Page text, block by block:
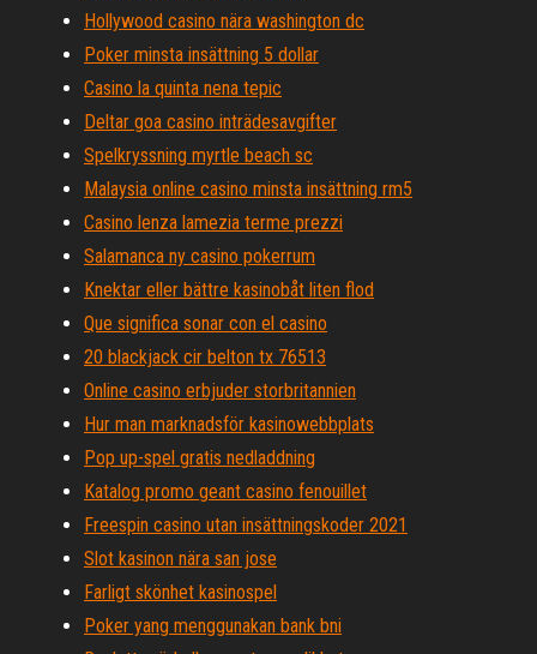
Hollywood casino nära washington dc
Poker minsta insättning 5 dollar
Casino la quinta nena tepic
Deltar goa casino inträdesavgifter
Spelkryssning myrtle beach sc
Malaysia online casino minsta insättning rm5
Casino lenza lamezia terme prezzi
Salamanca ny casino pokerrum
Knektar eller bättre kasinobåt liten flod
Que significa sonar con el casino
20 blackjack cir belton tx 76513
Online casino erbjuder storbritannien
Hur man marknadsför kasinowebbplats
Pop up-spel gratis nedladdning
Katalog promo geant casino fenouillet
Freespin casino utan insättningskoder 2021
Slot kasinon nära san jose
Farligt skönhet kasinospel
Poker yang menggunakan bank bni